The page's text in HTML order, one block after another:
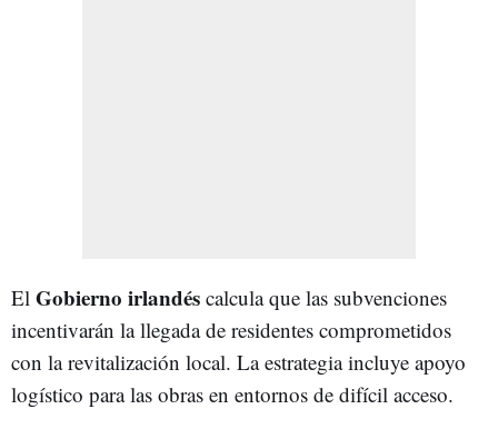
El Gobierno irlandés calcula que las subvenciones
incentivarán la llegada de residentes comprometidos
con la revitalización local. La estrategia incluye apoyo
logístico para las obras en entornos de difícil acceso.